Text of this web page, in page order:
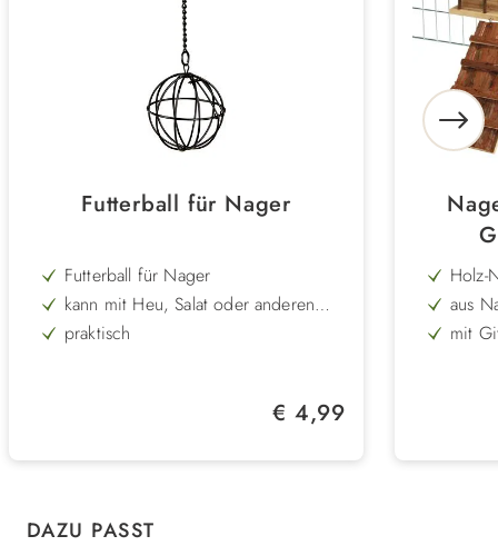
Futterball für Nager
Futterball für Nager
kann mit Heu, Salat oder anderen
Leckerein gefüllt werden
praktisch
Regulärer Preis:
€ 4,99
Holz-
aus
mit
Produktgalerie überspringen
DAZU PASST